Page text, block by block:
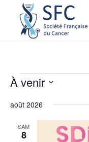
À venir
une
août 2026
SAM
8